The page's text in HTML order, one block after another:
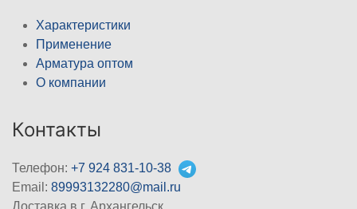
Характеристики
Применение
Арматура оптом
О компании
Контакты
Телефон: +7 924 831-10-38
Email: 89993132280@mail.ru